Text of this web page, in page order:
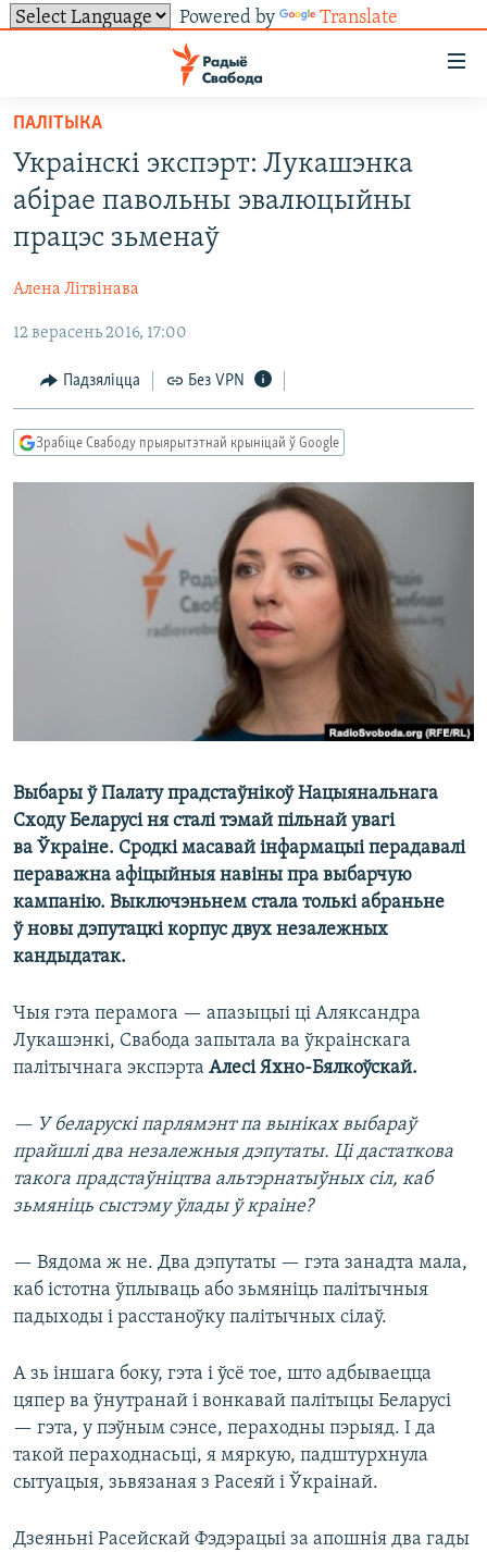
Powered by Translate
ўнівэрсальнага
доступу
Перайсьці
да
галоўнага
зьместу
Перайсьці
да
навігацыі
Перайсьці
пошуку
УСЕ НАВІНЫ
ЭКАНОМІКА
ВАЙНА
ПАЛІТВЯЗЬНІ
ТОЛЬКІ НА СВАБОДЗЕ
ПАДКАСТЫ
КНІГІ
PREMIUM
НА ХВАЛЯХ СВАБОДЫ
СУВЯЗЬ
ПАДКАСТЫ
FACEBOOK
ПАЛІТЫКА
Украінскі экспэрт: Лукашэнка
абірае павольны эвалюцыйны
працэс зьменаў
Алена Літвінава
12 верасень 2016, 17:00
Падзяліцца Без VPN
Зрабіце Свабоду прыярытэтнай крыніцай ў Google
Выбары ў Палату прадстаўнікоў Нацыянальнага
Сходу Беларусі ня сталі тэмай пільнай увагі
ва Ўкраіне. Сродкі масавай інфармацыі перадавалі
пераважна афіцыйныя навіны пра выбарчую
кампанію. Выключэньнем стала толькі абраньне
ў новы дэпутацкі корпус двух незалежных
кандыдатак.
Чыя гэта перамога — апазыцыі ці Аляксандра
Лукашэнкі, Свабода запытала ва ўкраінскага
палітычнага экспэрта Алесі Яхно-Бялкоўскай.
— У беларускі парлямэнт па выніках выбараў
прайшлі два незалежныя дэпутаты. Ці дастаткова
такога прадстаўніцтва альтэрнатыўных сіл, каб
зьмяніць сыстэму ўлады ў краіне?
— Вядома ж не. Два дэпутаты — гэта занадта мала,
каб істотна ўплываць або зьмяніць палітычныя
падыходы і расстаноўку палітычных сілаў.
А зь іншага боку, гэта і ўсё тое, што адбываецца
цяпер ва ўнутранай і вонкавай палітыцы Беларусі
— гэта, у пэўным сэнсе, пераходны пэрыяд. І да
такой пераходнасьці, я мяркую, падштурхнула
сытуацыя, зьвязаная з Расеяй і Ўкраінай.
Дзеяньні Расейскай Фэдэрацыі за апошнія два гады